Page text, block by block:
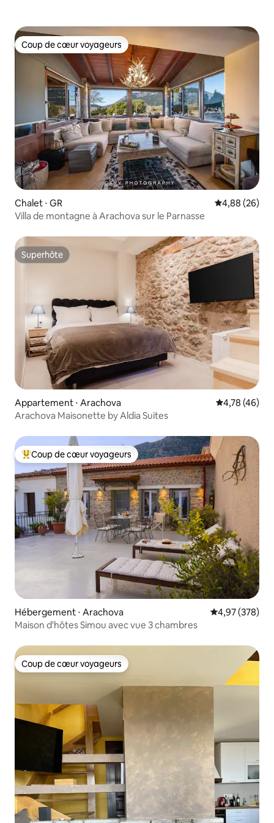
Coup de cœur voyageurs
Coup de cœur voyageurs
Chalet ⋅ GR Évaluation
4,88 (26)
Villa de montagne à Arachova sur le Parnasse
Superhôte
Superhôte
Appartement ⋅ Arachova Évaluation
4,78 (46)
Arachova Maisonette by Aldia Suites
Coups de cœur voyageurs les plus appréciés
Coup de cœur voyageurs
Hébergement ⋅ Arachova Évaluation
4,97 (378)
Maison d'hôtes Simou avec vue 3 chambres
Coup de cœur voyageurs
Coup de cœur voyageurs